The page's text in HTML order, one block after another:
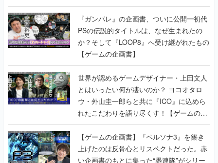
書】
『ガンパレ』の企画書、ついに公開━初代
PSの伝説的タイトルは、なぜ生まれたの
か？そして『LOOP8』へ受け継がれたもの
【ゲームの企画書】
世界が認めるゲームデザイナー・上田文人
とはいったい何が凄いのか？ ヨコオタロ
ウ・外山圭一郎らと共に『ICO』に込めら
れたこだわりを語り尽くす！【ゲームの企
画書】
【ゲームの企画書】『ペルソナ3』を築き
上げたのは反骨心とリスペクトだった。赤
い企画書のもとに集った“愚連隊”がシリー